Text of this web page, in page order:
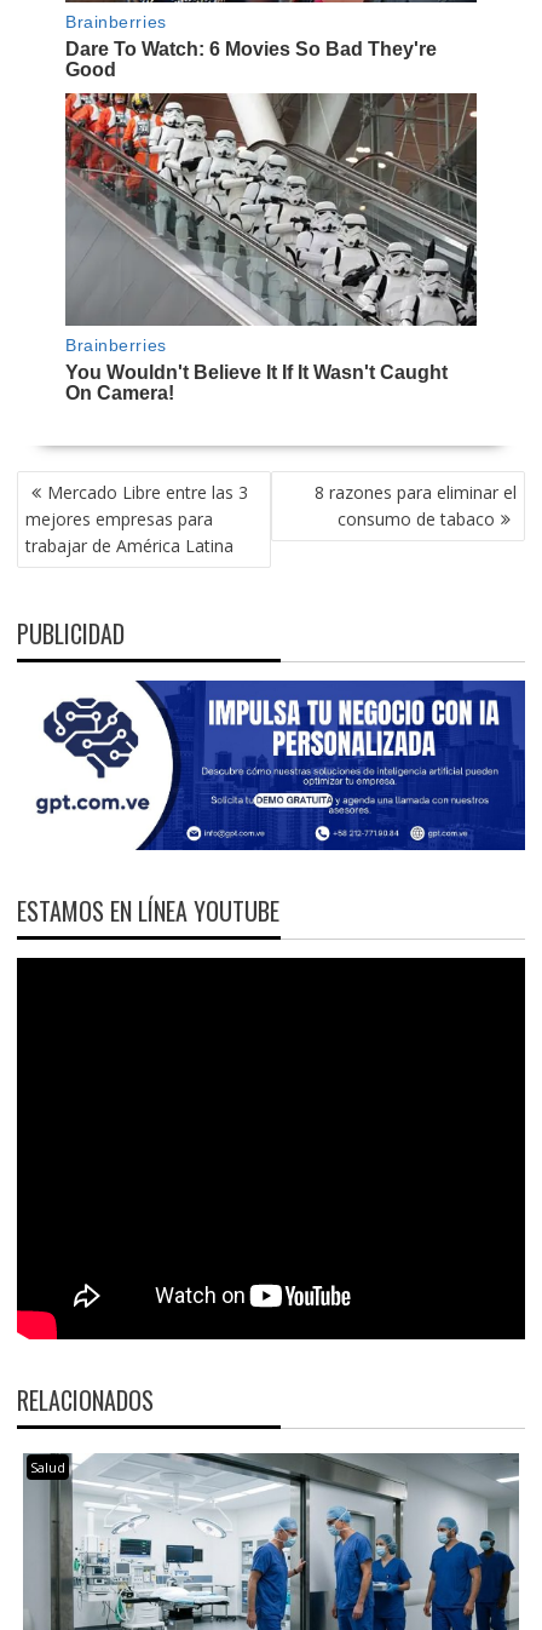
NAVEGACIÓN
DE
ENTRADAS
Mercado Libre entre las 3
mejores empresas para
trabajar de América Latina
8 razones para eliminar el
consumo de tabaco
PUBLICIDAD
ESTAMOS EN LÍNEA YOUTUBE
RELACIONADOS
Salud